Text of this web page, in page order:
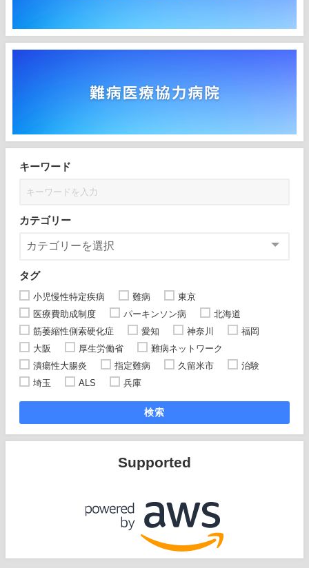
キーワード
カテゴリー
タグ
小児慢性特定疾病 難病
東京
医療費助成制度
パーキンソン病
北海道
筋萎縮性側索硬化症
愛知 神奈川
福岡
大阪
厚生労働省
難病ネットワーク
潰瘍性大腸炎
指定難病 久留米市
治験
埼玉
ALS 兵庫
検索
Supported